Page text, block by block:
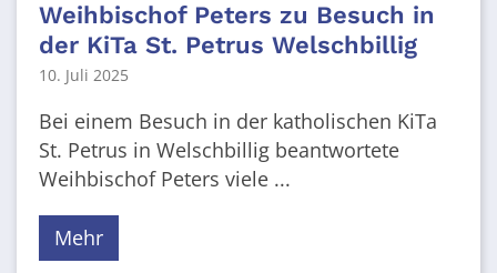
Weihbischof Peters zu Besuch in
der KiTa St. Petrus Welschbillig
10. Juli 2025
Bei einem Besuch in der katholischen KiTa
St. Petrus in Welschbillig beantwortete
Weihbischof Peters viele ...
Mehr